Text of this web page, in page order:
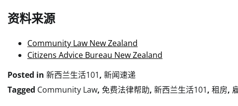
资料来源
Community Law New Zealand
Citizens Advice Bureau New Zealand
Posted in 新西兰生活101, 新闻速递
Tagged Community Law, 免费法律帮助, 新西兰生活101, 租房,